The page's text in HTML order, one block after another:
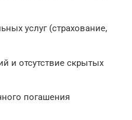
услуг (страхование,
и отсутствие скрытых
погашения